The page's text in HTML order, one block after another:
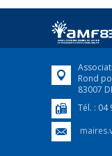
Afin
Rond
83007
Tél. : 04